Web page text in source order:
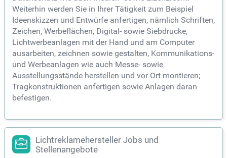
Weiterhin werden Sie in Ihrer Tätigkeit zum Beispiel
Ideenskizzen und Entwürfe anfertigen, nämlich Schriften,
Zeichen, Werbeflächen, Digital- sowie Siebdrucke,
Lichtwerbeanlagen mit der Hand und am Computer
ausarbeiten, zeichnen sowie gestalten, Kommunikations-
und Werbeanlagen wie auch Messe- sowie
Ausstellungsstände herstellen und vor Ort montieren;
Tragkonstruktionen anfertigen sowie Anlagen daran
befestigen.
Lichtreklamehersteller Jobs und
Stellenangebote